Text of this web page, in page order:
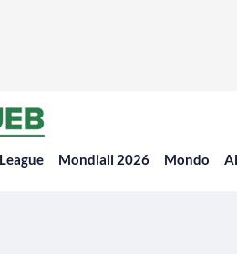
Mondiali 2026 Mondo